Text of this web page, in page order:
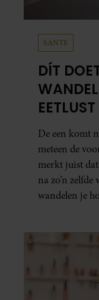
SANTE
DÍT
EETLUST
De een komt
meteen de
merkt juist
na zo’n
wandelen je